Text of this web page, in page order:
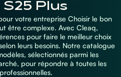
S25 Plus
votre entreprise Choisir le bon
être complexe. Avec Cleaq,
pour faire le meilleur choix
leurs besoins. Notre catalogue
sélectionnés parmi les
pour répondre à toutes les